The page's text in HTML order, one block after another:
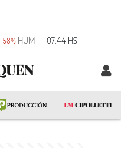
58% HUM 07:44 HS